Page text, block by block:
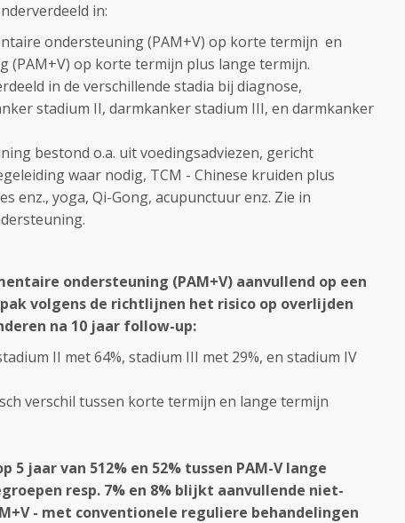
in:
ondersteuning (PAM+V) op korte termijn en
(PAM+V) op korte termijn plus lange termijn.
in de verschillende stadia bij diagnose,
stadium II, darmkanker stadium III, en darmkanker
bestond o.a. uit voedingsadviezen, gericht
waar nodig, TCM - Chinese kruiden plus
enz., yoga, Qi-Gong, acupunctuur enz. Zie in
ondersteuning (PAM+V) aanvullend op een
volgens de richtlijnen het risico op overlijden
na 10 jaar follow-up:
II met 64%, stadium III met 29%, en stadium IV
verschil tussen korte termijn en lange termijn
5 jaar van 512% en 52% tussen PAM-V lange
resp. 7% en 8% blijkt aanvullende niet-
- met conventionele reguliere behandelingen